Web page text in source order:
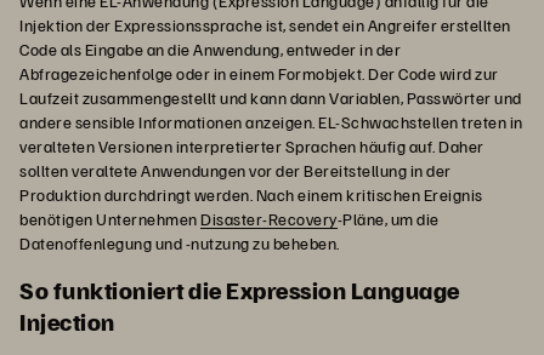
Injektion der Expressionssprache ist, sendet ein Angreifer erstellten
Code als Eingabe an die Anwendung, entweder in der
Abfragezeichenfolge oder in einem Formobjekt. Der Code wird zur
Laufzeit zusammengestellt und kann dann Variablen, Passwörter und
andere sensible Informationen anzeigen. EL-Schwachstellen treten in
veralteten Versionen interpretierter Sprachen häufig auf. Daher
sollten veraltete Anwendungen vor der Bereitstellung in der
Produktion durchdringt werden. Nach einem kritischen Ereignis
benötigen UnternehmenDisaster-Recovery-Pläne, um die
Datenoffenlegung und -nutzung zu beheben.
So funktioniert die Expression Language
Injection